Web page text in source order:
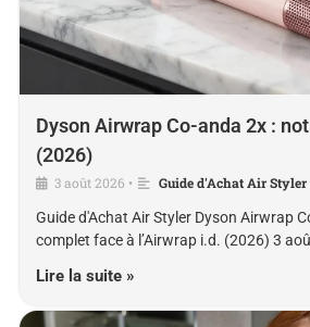
Dyson Airwrap Co-anda 2x :
(2026)
3 août 2026 •
Guide d'Achat Air Styler
Guide d'Achat Air Styler Dyson Airwrap
complet face à l’Airwrap i.d. (2026) 3
Lire la suite »